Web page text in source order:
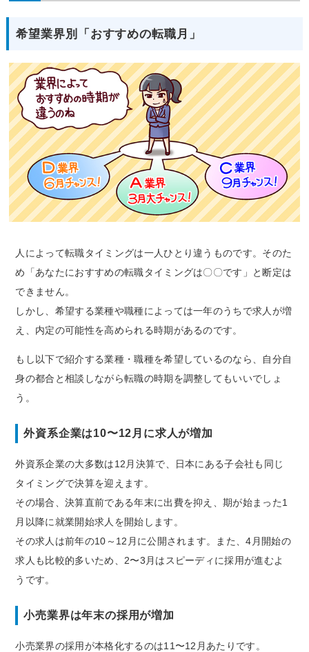
希望業界別「おすすめの転職月」
人によって転職タイミングは一人ひとり違うものです。そのた
め「あなたにおすすめの転職タイミングは〇〇です」と断定は
できません。
しかし、希望する業種や職種によっては一年のうちで求人が増
え、内定の可能性を高められる時期があるのです。
もし以下で紹介する業種・職種を希望しているのなら、自分自
身の都合と相談しながら転職の時期を調整してもいいでしょ
う。
外資系企業は10〜12月に求人が増加
外資系企業の大多数は12月決算で、日本にある子会社も同じ
タイミングで決算を迎えます。
その場合、決算直前である年末に出費を抑え、期が始まった1
月以降に就業開始求人を開始します。
その求人は前年の10～12月に公開されます。また、4月開始の
求人も比較的多いため、2〜3月はスピーディに採用が進むよ
うです。
小売業界は年末の採用が増加
小売業界の採用が本格化するのは11〜12月あたりです。